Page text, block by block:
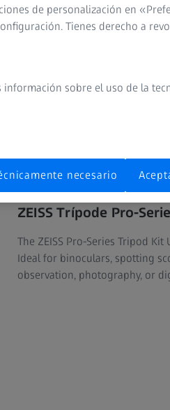
ZEISS Trípode Pro-
The ZEISS Pro-Series Tripod
Ideal for binoculars, spotting
observation, photography, or
de personalización en
Tienes derecho a
información sobre el uso de la
necesario